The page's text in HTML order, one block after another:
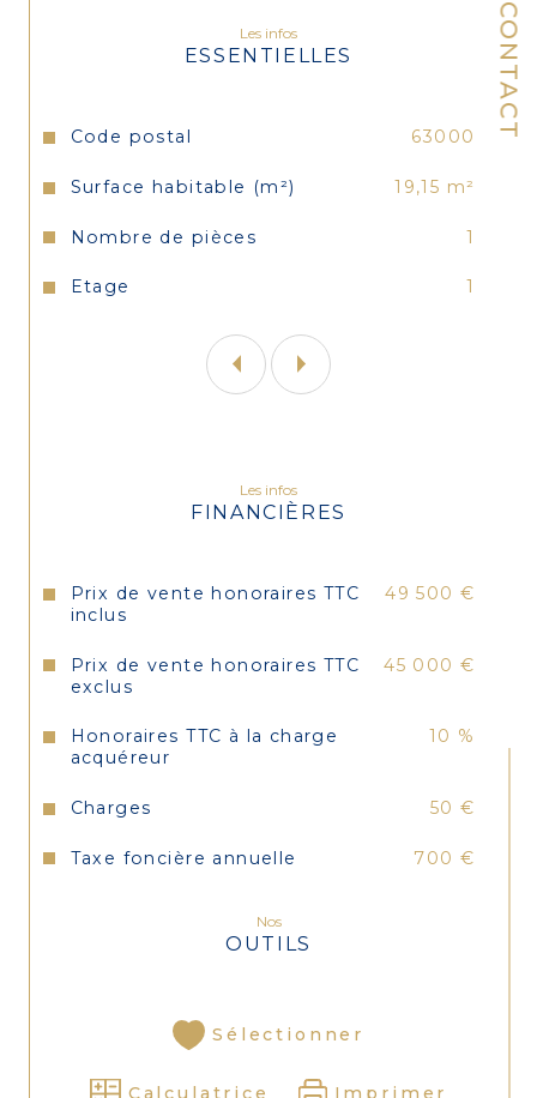
CONTACT
Les infos
ESSENTIELLES
Caractéristiques Valeurs
Code postal 63000
Surface habitable (m²) 19,15 m²
Nombre de pièces 1
Etage 1
Valeur locative possible 450 euros
DPE: D
Parfait pour un investissement locatif.
Les infos
FINANCIÈRES
Prix de vente honoraires TTC
inclus
49 500 €
Prix de vente honoraires TTC
exclus
45 000 €
Honoraires TTC à la charge
acquéreur
10 %
Charges 50 €
Taxe foncière annuelle 700 €
Nos
OUTILS
Sélectionner
Calculatrice Imprimer